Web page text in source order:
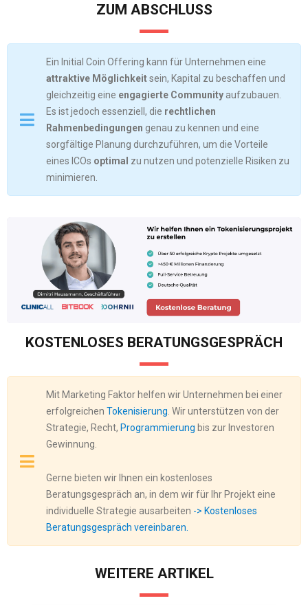
ZUM ABSCHLUSS
Ein Initial Coin Offering kann für Unternehmen eine
attraktive Möglichkeitsein, Kapital zu beschaffen und
gleichzeitig eine engagierte Community aufzubauen.
Es ist jedoch essenziell, die rechtlichen
Rahmenbedingungen genau zu kennen und eine
sorgfältige Planung durchzuführen, um die Vorteile
eines ICOs optimal zu nutzen und potenzielle Risiken zu
minimieren.
KOSTENLOSES BERATUNGSGESPRÄCH
Mit Marketing Faktor helfen wir Unternehmen bei einer
erfolgreichen Tokenisierung. Wir unterstützen von der
Strategie, Recht, Programmierung bis zur Investoren
Gewinnung.
Gerne bieten wir Ihnen ein kostenloses
Beratungsgespräch an, in dem wir für Ihr Projekt eine
individuelle Strategie ausarbeiten -> Kostenloses
Beratungsgespräch vereinbaren.
WEITERE ARTIKEL